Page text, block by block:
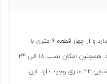
برج نور 24 متری ساختاری 12 وجهی دارد و از چهار قطعه 6 متری با
پوشش گالوانیزه گرم ساخته می شود. همچنین امکان نصب 18 الی 24
عدد پروژکتور 400 واتی روی دکل روشنایی 24 متری وجود دارد. این